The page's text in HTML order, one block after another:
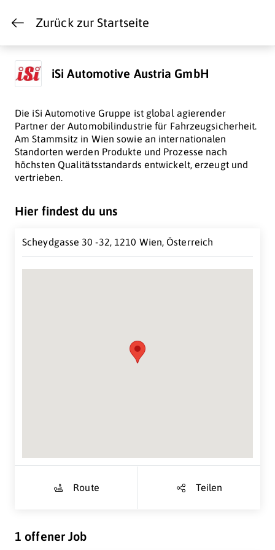
Zurück zur Startseite
iSi Automotive Austria GmbH
Die iSi Automotive Gruppe ist global agierender
Partner der Automobil­industrie für Fahrzeugsicherheit.
Am Stammsitz in Wien sowie an inter­nationalen
Standorten werden Produkte und Prozesse nach
höchsten Qualitätsstandards entwickelt, erzeugt und
vertrieben.
Hier findest du uns
Scheydgasse 30 -32, 1210 Wien, Österreich
Route Teilen
1 offener Job